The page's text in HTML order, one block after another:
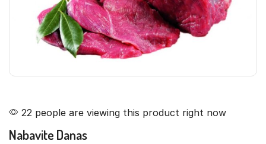
22 people are viewing this product right now
Nabavite Danas